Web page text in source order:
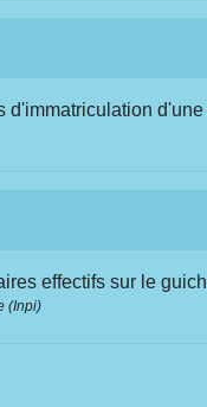
d'immatriculation
effectifs sur le
(Inpi)